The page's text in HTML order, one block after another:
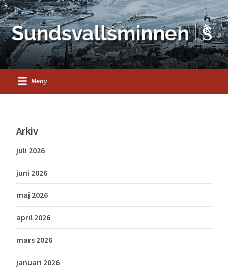
Meny
Arkiv
juli 2026
juni 2026
maj 2026
april 2026
mars 2026
januari 2026